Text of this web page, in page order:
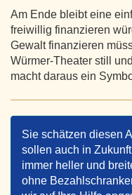
Am Ende bleibt eine
freiwillig finanzieren
Gewalt finanzieren
Würmer-Theater still
macht daraus ein
Sie schätzen diesen
sollen auch in
immer heller und
ohne